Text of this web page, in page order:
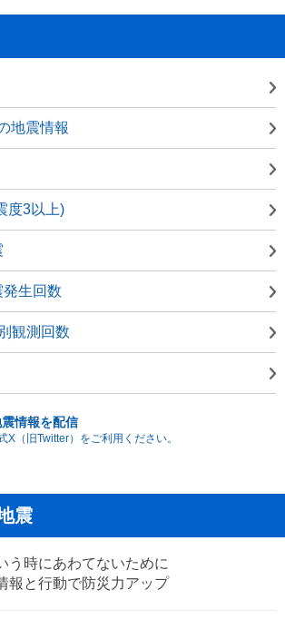
地震情報
度3以上)
生回数
観測回数
情報を配信
X（旧Twitter）をご利用ください。
震
う時にあわてないために
報と行動で防災力アップ